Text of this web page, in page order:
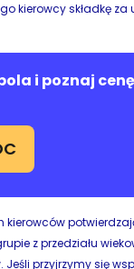
kierowcy składkę za
i poznaj
kierowców
z przedziału
przyjrzymy się